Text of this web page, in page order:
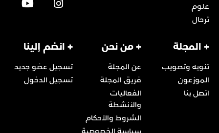
علوم
ترحال
+ المجلة
تنويه وتصويب
الموزعون
اتصل بنا
+ من نحن
عن المجلة
فريق المجلة
الفعاليات
والأنشطة
الشروط والأحكام
+ انضم إلينا
تسجيل عضو جديد
تسجيل الدخول